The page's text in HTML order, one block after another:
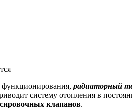
функционирования, радиаторный
систему отопления в
клапанов.